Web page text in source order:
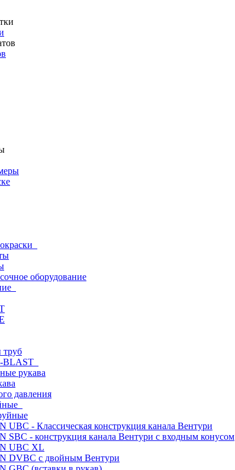
оборудование
труб
BLAST
рукава
давления
UBC - Классическая конструкция канала Вентури
SBC - конструкция канала Вентури c входным конусом
UBC XL
DVBC с двойным Вентури